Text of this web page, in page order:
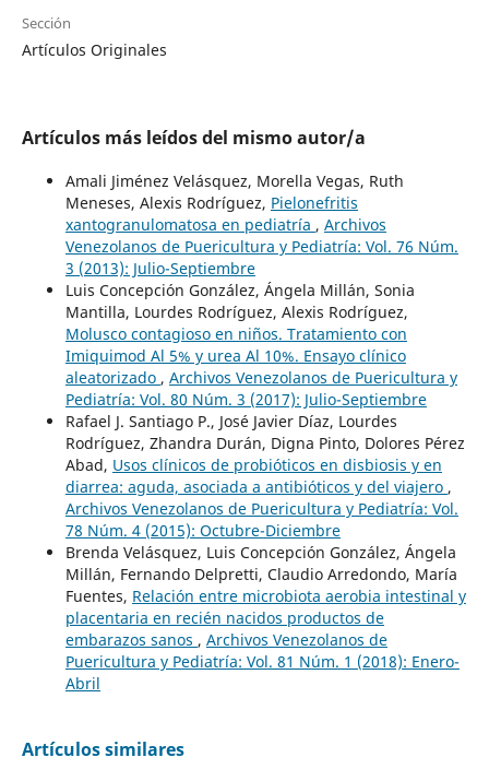
Sección
Artículos Originales
Artículos más leídos del mismo autor/a
Amali Jiménez Velásquez, Morella Vegas, Ruth
Meneses, Alexis Rodríguez, Pielonefritis
xantogranulomatosa en pediatría , Archivos
Venezolanos de Puericultura y Pediatría: Vol. 76 Núm.
3 (2013): Julio-Septiembre
Luis Concepción González, Ángela Millán, Sonia
Mantilla, Lourdes Rodríguez, Alexis Rodríguez,
Molusco contagioso en niños. Tratamiento con
Imiquimod Al 5% y urea Al 10%. Ensayo clínico
aleatorizado , Archivos Venezolanos de Puericultura y
Pediatría: Vol. 80 Núm. 3 (2017): Julio-Septiembre
Rafael J. Santiago P., José Javier Díaz, Lourdes
Rodríguez, Zhandra Durán, Digna Pinto, Dolores Pérez
Abad, Usos clínicos de probióticos en disbiosis y en
diarrea: aguda, asociada a antibióticos y del viajero ,
Archivos Venezolanos de Puericultura y Pediatría: Vol.
78 Núm. 4 (2015): Octubre-Diciembre
Brenda Velásquez, Luis Concepción González, Ángela
Millán, Fernando Delpretti, Claudio Arredondo, María
Fuentes, Relación entre microbiota aerobia intestinal y
placentaria en recién nacidos productos de
embarazos sanos , Archivos Venezolanos de
Puericultura y Pediatría: Vol. 81 Núm. 1 (2018): Enero-
Abril
Artículos similares